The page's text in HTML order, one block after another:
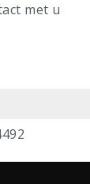
met u